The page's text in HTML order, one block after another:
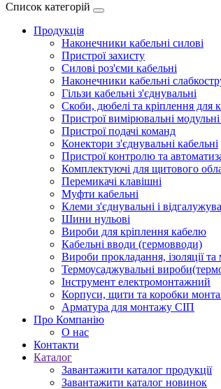
Список категорій
Продукція
Наконечники кабельні силові
Пристрої захисту
Силові роз'єми кабельні
Наконечники кабельні
Гільзи кабельні з'єднувальні
Скоби, дюбелі та кріплення для
Пристрої вимірювальні модульні
Пристрої подачі команд
Конектори з'єднувальні кабельні
Пристрої контролю та
Комплектуючі для щитового
Перемикачі клавішні
Муфти кабельні
Клеми з'єднувальні і
Шини нульові
Вироби для кріплення кабелю
Кабельні вводи (гермовводи)
Вироби прокладання, iзоляції
Термоусаджувальні
Інструмент електромонтажний
Корпуси, щити та коробки
Арматура для монтажу СІП
Про Компанію
О нас
Контакти
Каталог
Завантажити каталог продукції
Завантажити каталог новинок